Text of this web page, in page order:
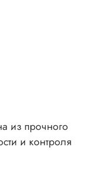
из прочного
и контроля